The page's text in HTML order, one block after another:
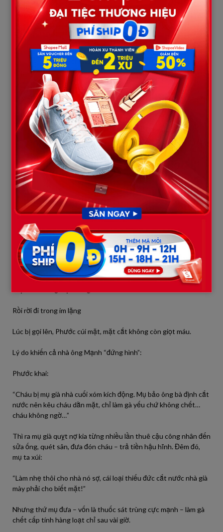
Bà Hường ngã quỵ ngay trước cửa chuồng
Con gái gào khóc như điên
Ông Mạnh run rẩy, mặt tái mét
Gà chết la liệt ngay trước ngày xuất bán – mất trắng cả trăm
Ông Mạnh hoảng loạn gọi thú y, công an xã, cả lãnh đạo thôn
xuống xem.
Camera được mở – sự thật hiện ra
Tối hôm trước, chuồng gà đã được lắp camera chống trộm. Khi
mở lại, cả nhà ngồi chết lặng.
Không phải ma, không phải ai hãm hại.
Chính công nhân của ông Mạnh đã lén vào chuồng lúc 11 giờ
đêm.
Camera ghi lại rõ từng cảnh:
Cậu công nhân trẻ tên Phước lén mở kho thức ăn
Rồi rời đi trong im lặng
Lúc bị gọi lên, Phước cúi mặt, mặt cắt không còn giọt máu.
Lý do khiến cả nhà ông Mạnh “đứng hình”:
Phước khai:
“Cháu bị mụ già nhà cuối xóm kích động. Mụ bảo ông bà định cắt
nước nên kêu cháu dằn mặt, chỉ làm gà yếu chứ không chết…
cháu không ngờ…”
Thì ra mụ già quỵt nợ kia từng nhiều lần thuê cậu công nhân đến
sửa ống, quét sân, đưa đón cháu – trả tiền hậu hĩnh. Đêm đó,
mụ ta xúi:
“Làm nhẹ thôi cho nhà nó sợ, cái loại thiếu đức cắt nước nhà già
mày phải cho biết mặt!”
Nhưng thứ mụ đưa – vốn là thuốc sát trùng cực mạnh – làm gà
chết cấp tính hàng loạt chỉ sau vài giờ.